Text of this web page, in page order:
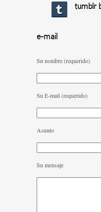
tumblr
e-mail
Su nombre (requerido)
Su E-mail (requerido)
Asunto
Su mensaje